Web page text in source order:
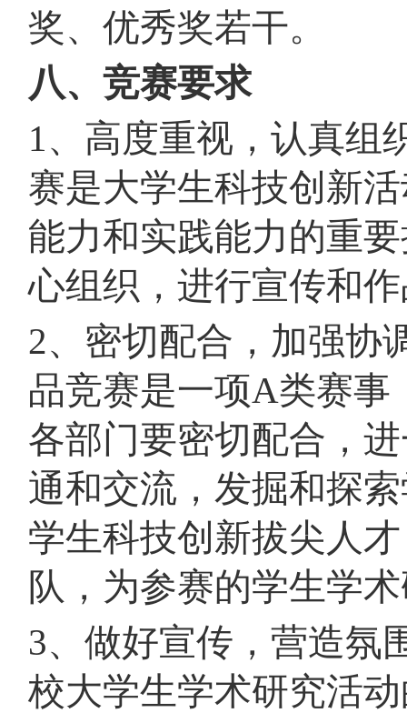
奖、优秀奖若干。
八、竞赛要求
1、高度重视，认真组
赛是大学生科技创新
能力和实践能力的重
心组织，进行宣传和
2、密切配合，加强协
品竞赛是一项A类赛事
各部门要密切配合，
通和交流，发掘和探
学生科技创新拔尖人
队，为参赛的学生学
3、做好宣传，营造氛
校大学生学术研究活